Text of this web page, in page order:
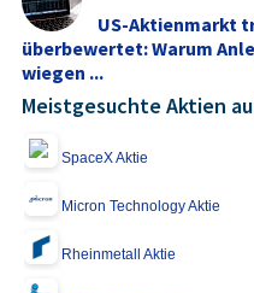
US-Aktienmarkt
überbewertet: Warum
wiegen ...
Meistgesuchte Aktien
SpaceX Aktie
Micron Technology Aktie
Rheinmetall Aktie